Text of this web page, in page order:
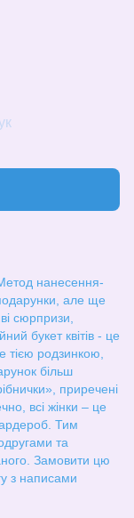
нанесення-
але ще
сюрпризи,
букет квітів - це
тією родзинкою,
більш
приречені
всі жінки – це
Тим
та
Замовити цю
з написами